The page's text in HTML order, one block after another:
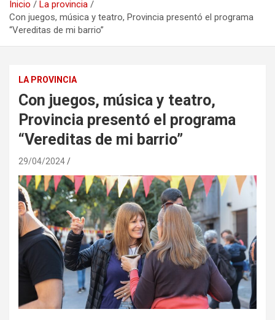
Inicio
La provincia
Con juegos, música y teatro, Provincia presentó el programa
“Vereditas de mi barrio”
LA PROVINCIA
Con juegos, música y teatro,
Provincia presentó el programa
“Vereditas de mi barrio”
29/04/2024